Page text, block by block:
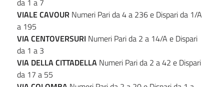
VIALE CAVOUR Numeri Pari da 4 a 236 e Dispari da 1/A
a 195
VIA CENTOVERSURI Numeri Pari da 2 a 14/A e Dispari
da 1 a 3
VIA DELLA CITTADELLA Numeri Pari da 2 a 42 e Dispari
da 17 a 55